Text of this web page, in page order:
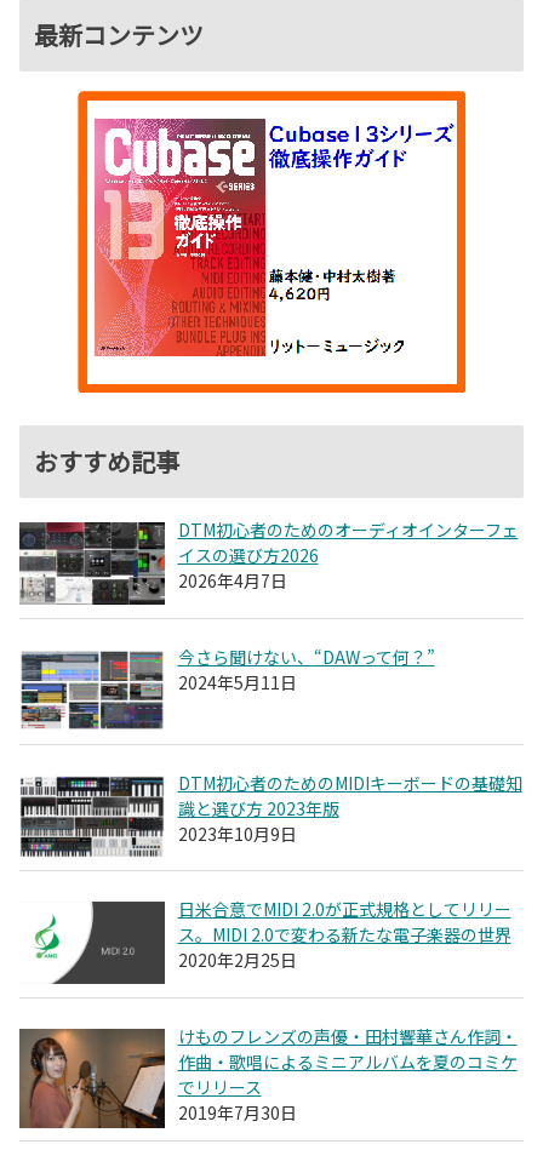
最新コンテンツ
おすすめ記事
DTM初心者のためのオーディオインターフェ
イスの選び方2026
2026年4月7日
今さら聞けない、“DAWって何？”
2024年5月11日
DTM初心者のためのMIDIキーボードの基礎知
識と選び方 2023年版
2023年10月9日
日米合意でMIDI 2.0が正式規格としてリリー
ス。MIDI 2.0で変わる新たな電子楽器の世界
2020年2月25日
けものフレンズの声優・田村響華さん作詞・
作曲・歌唱によるミニアルバムを夏のコミケ
でリリース
2019年7月30日